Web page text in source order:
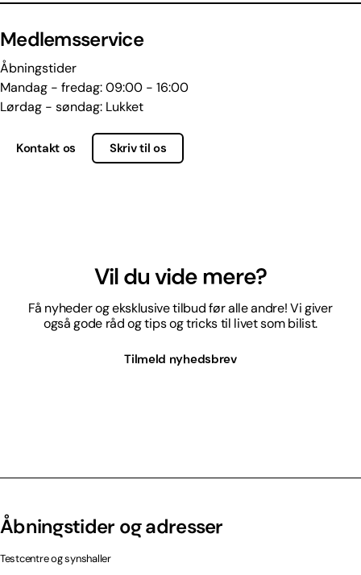
Medlemsservice
Åbningstider
Mandag - fredag: 09:00 - 16:00
Lørdag - søndag: Lukket
Kontakt os Skriv til os
Vil du vide mere?
Få nyheder og eksklusive tilbud før alle andre! Vi giver
også gode råd og tips og tricks til livet som bilist.
Tilmeld nyhedsbrev
Åbningstider og adresser
Testcentre og synshaller